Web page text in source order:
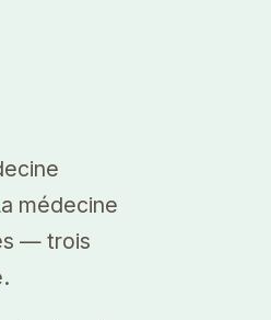
médecine
— trois